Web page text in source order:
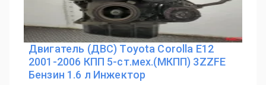
Двигатель (ДВС) Toyota Corolla E12
2001-2006 КПП 5-ст.мех.(МКПП) 3ZZFE
Бензин 1.6 л Инжектор